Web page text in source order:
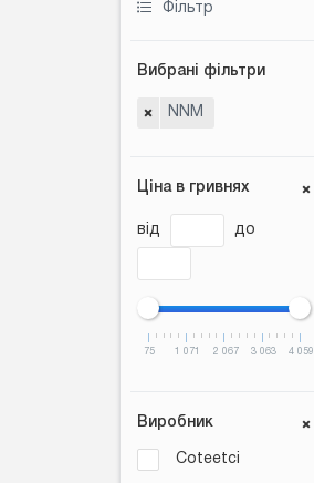
Фільтр
Вибрані фільтри
NNM
Ціна в гривнях
від до
75 1 071 2 067 3 063 4 059
Виробник
Coteetci